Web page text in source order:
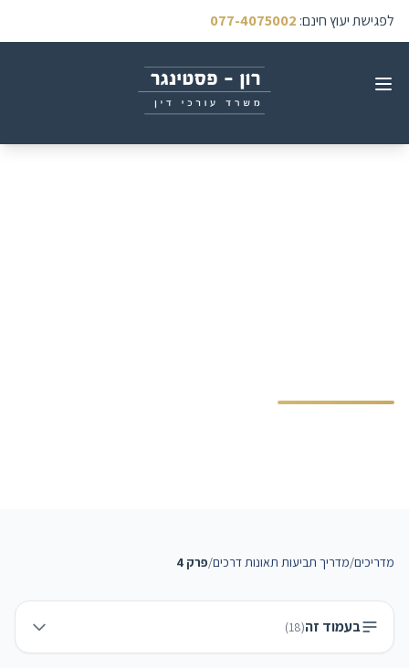
לפגישת יעוץ חינם:
077-4075002
מדריכים/מדריך תביעות תאונות דרכים/פרק 4
בעמוד זה(
18
)